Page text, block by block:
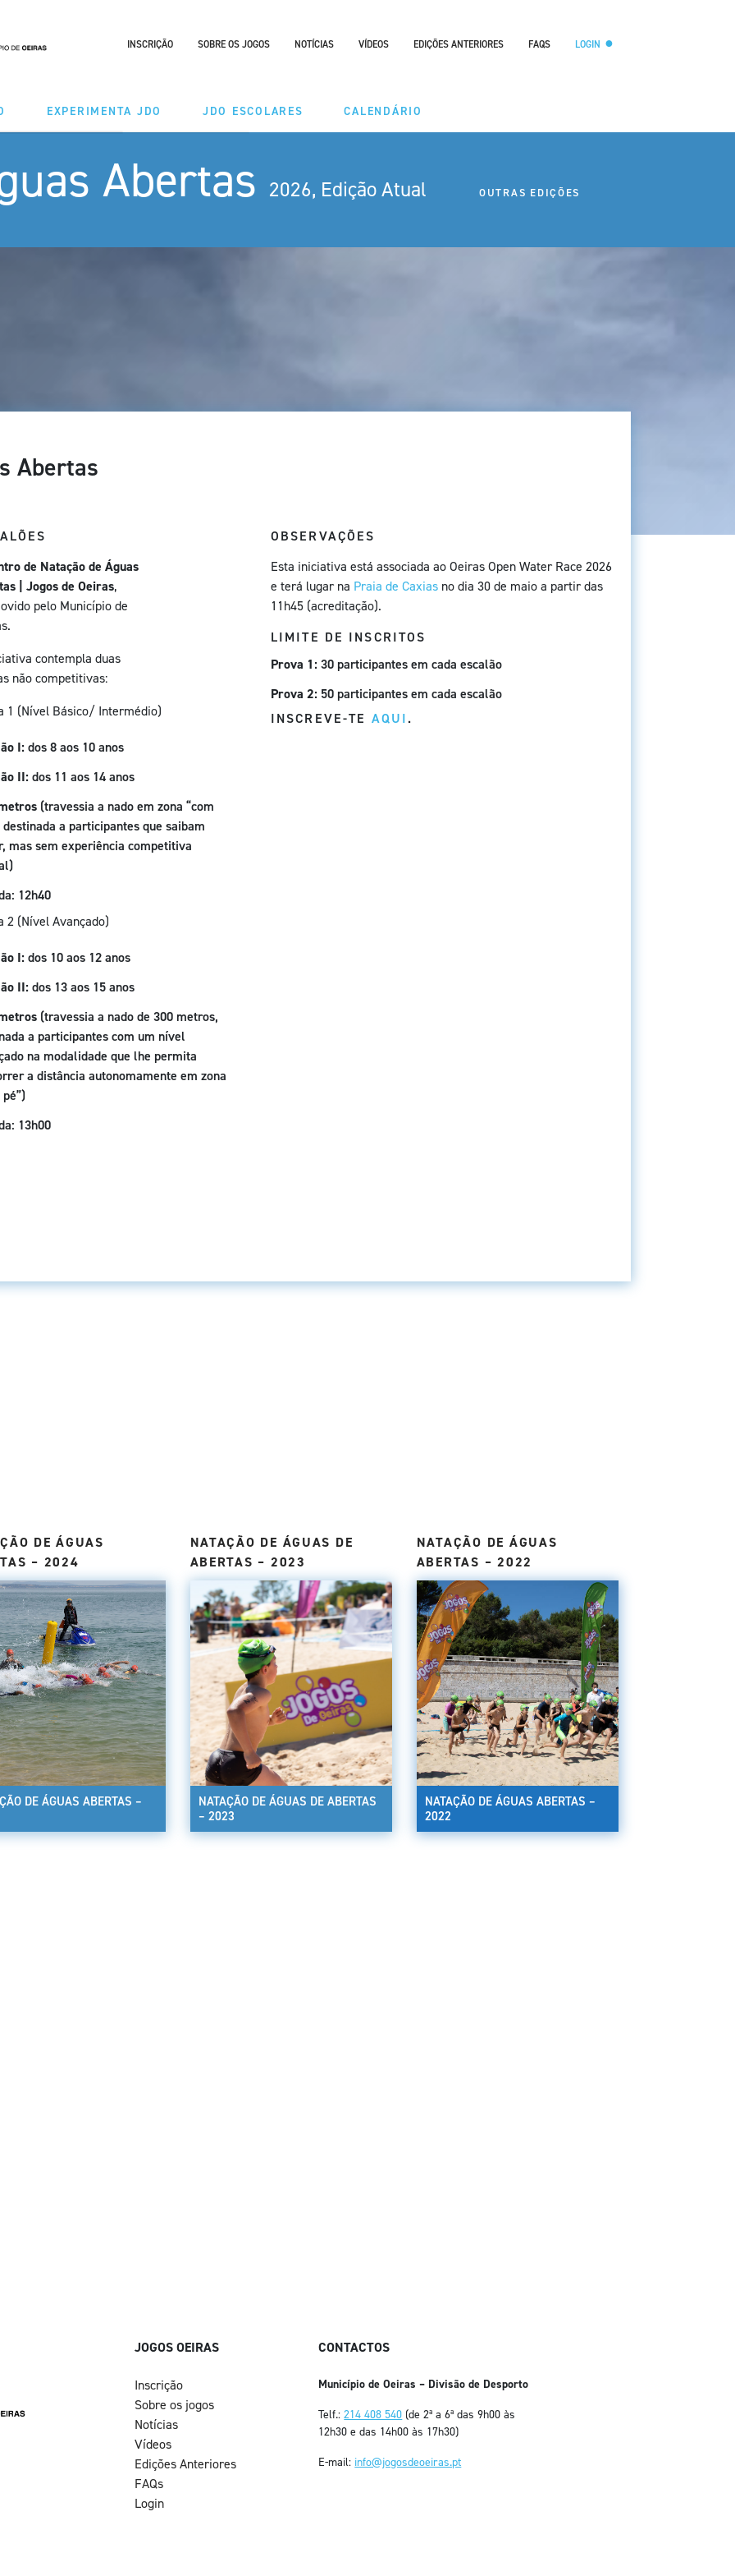
INSCRIÇÃO SOBRE OS JOGOS NOTÍCIAS VÍDEOS EDIÇÕES ANTERIORES FAQS LOGIN
TAÇA
EXPERIMENTA JDO JDO ESCOLARES CALENDÁRIO
Abertas 2026, Edição Atual OUTRAS EDIÇÕES
Abertas
de Natação de Águas
| Jogos de Oeiras,
pelo Município de
contempla duas
não competitivas:
1 (Nível Básico/ Intermédio)
I:dos 8 aos 10 anos
II:dos 11 aos 14 anos
(travessia a nado em zona “com
destinada a participantes que saibam
mas sem experiência competitiva
12h40
2 (Nível Avançado)
I:dos 10 aos 12 anos
II:dos 13 aos 15 anos
(travessia a nado de 300 metros,
a participantes com um nível
na modalidade que lhe permita
a distância autonomamente em zona
13h00
OBSERVAÇÕES
Esta iniciativa está associada ao Oeiras Open Water Race 2026
e terá lugar na Praia de Caxias no dia 30 de maio a partir das
11h45 (acreditação).
LIMITE DE INSCRITOS
Prova 1:30 participantes em cada escalão
Prova 2:50 participantes em cada escalão
INSCREVE-TE AQUI.
DE ÁGUAS
– 2024
DE ÁGUAS ABERTAS –
NATAÇÃO DE ÁGUAS DE
ABERTAS – 2023
NATAÇÃO DE ÁGUAS DE ABERTAS
– 2023
NATAÇÃO DE ÁGUAS
ABERTAS – 2022
NATAÇÃO DE ÁGUAS ABERTAS –
2022
JOGOS OEIRAS
Inscrição
Sobre os jogos
Notícias
Vídeos
Edições Anteriores
FAQs
Login
CONTACTOS
Município de Oeiras – Divisão de Desporto
Telf.:214 408 540 (de 2ª a 6ª das 9h00 às
12h30 e das 14h00 às 17h30)
E-mail: info@jogosdeoeiras.pt